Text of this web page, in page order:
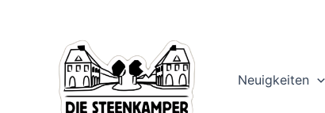
Neuigkeiten
ein ...